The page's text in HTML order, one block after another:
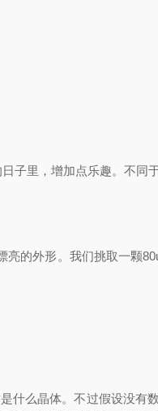
子里，增加点乐趣。不同
的外形。我们挑取一颗
什么晶体。不过假设没有